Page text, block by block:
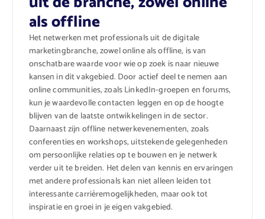
als offline
Het netwerken met professionals uit de digitale
marketingbranche, zowel online als offline, is van
onschatbare waarde voor wie op zoek is naar nieuwe
kansen in dit vakgebied. Door actief deel te nemen aan
online communities, zoals LinkedIn-groepen en forums,
kun je waardevolle contacten leggen en op de hoogte
blijven van de laatste ontwikkelingen in de sector.
Daarnaast zijn offline netwerkevenementen, zoals
conferenties en workshops, uitstekende gelegenheden
om persoonlijke relaties op te bouwen en je netwerk
verder uit te breiden. Het delen van kennis en ervaringen
met andere professionals kan niet alleen leiden tot
interessante carrièremogelijkheden, maar ook tot
inspiratie en groei in je eigen vakgebied.